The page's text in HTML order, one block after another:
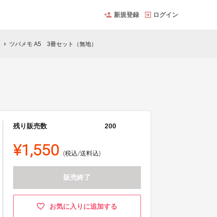
新規登録 ログイン
chevron_right ツバメモ A5 3冊セット（無地）
残り販売数 200
¥1,550 (税込/送料込)
販売終了
お気に入りに追加する